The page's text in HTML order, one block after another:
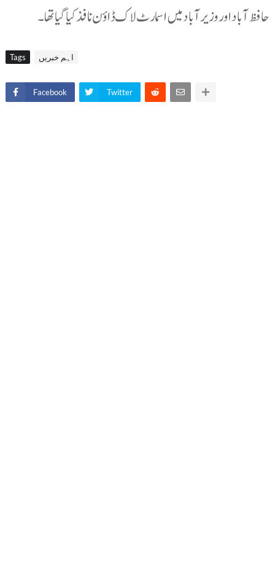
حافظ آباد اور وزیرآباد میں اسمارٹ لاک ڈاؤن نافذ کیاگیاتھا ۔
Tags اہم خبریں
Facebook Twitter